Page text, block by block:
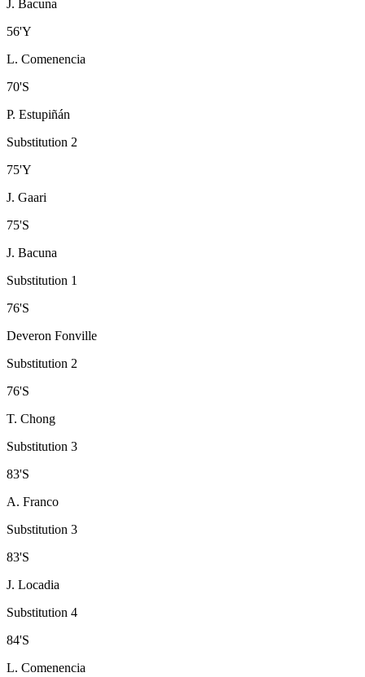
J. Bacuna
56'Y
L. Comenencia
70'S
P. Estupiñán
Substitution 2
75'Y
J. Gaari
75'S
J. Bacuna
Substitution 1
76'S
Deveron Fonville
Substitution 2
76'S
T. Chong
Substitution 3
83'S
A. Franco
Substitution 3
83'S
J. Locadia
Substitution 4
84'S
L. Comenencia